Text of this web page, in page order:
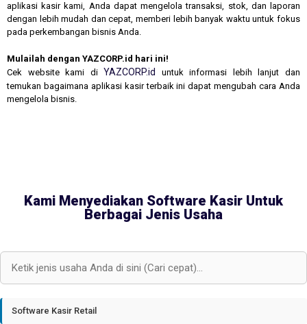
aplikasi kasir kami, Anda dapat mengelola transaksi, stok, dan laporan
dengan lebih mudah dan cepat, memberi lebih banyak waktu untuk fokus
pada perkembangan bisnis Anda.
Mulailah dengan YAZCORP.id hari ini!
Cek website kami di YAZCORP.id
untuk informasi lebih lanjut dan
temukan bagaimana aplikasi kasir terbaik ini dapat mengubah cara Anda
mengelola bisnis.
Kami Menyediakan Software Kasir Untuk
Berbagai Jenis Usaha
Software Kasir Retail